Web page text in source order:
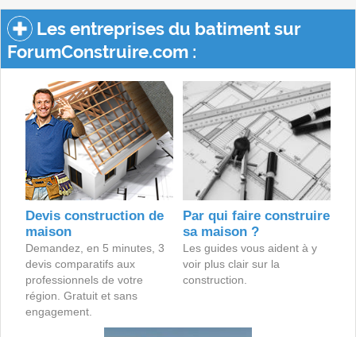
Les entreprises du batiment sur
ForumConstruire.com :
Devis construction de
maison
Demandez, en 5 minutes, 3
devis comparatifs aux
professionnels de votre
région. Gratuit et sans
engagement.
Par qui faire construire
sa maison ?
Les guides vous aident à y
voir plus clair sur la
construction.